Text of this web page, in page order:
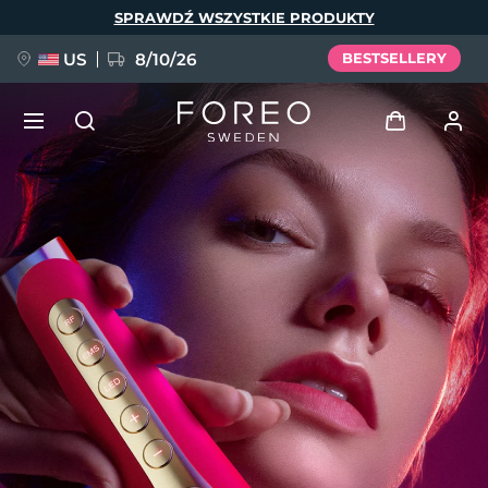
SPRAWDŹ WSZYSTKIE PRODUKTY
US 8/10/26 BESTSELLERY
Zaloguj
Profil użytkownika
Moje urządzenia
Moje zamówienia
Moje adresy
Moje subskrypcje
NOWOŚĆ
FAQ™ Pure Beauty-Tech Elixir
BREAKING NEWS
issa™ Teeth Whitening Set
Język
English Deutsch
Español
Français
Italiano
Português
Polski
Svenska
Русский
Türkçe
简体中文 繁體中文